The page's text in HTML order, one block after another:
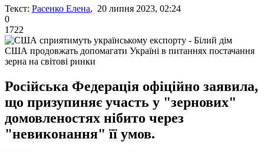
Текст: Расенко Елена, 20 липня 2023, 02:24
0
1722
США продовжать допомагати Україні в питаннях постачання
зерна на світові ринки
Російська Федерація офіційно заявила,
що призупиняє участь у "зернових"
домовленостях нібито через
"невиконання" її умов.